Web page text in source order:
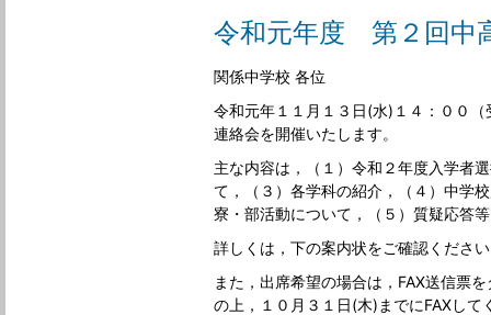
令和元年度 第２回中
関係中学校 各位
令和元年１１月１３日(水)１４：００
連絡会を開催いたします。
主な内容は，（１）令和２年度入学者
て，（３）各学科の紹介，（４）中学
寮・部活動について，（５）質疑応答
詳しくは，下の案内状をご確認くださ
また，出席希望の場合は，FAX送信票
の上，１０月３１日(木)までにFAXして